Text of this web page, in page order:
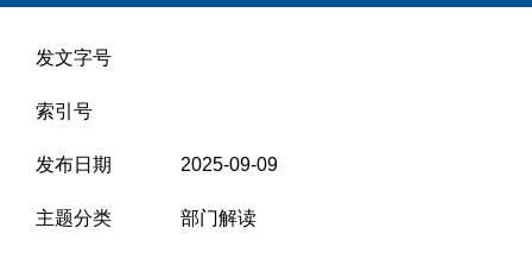
发文字号
索引号
发布日期 2025-09-09
主题分类 部门解读